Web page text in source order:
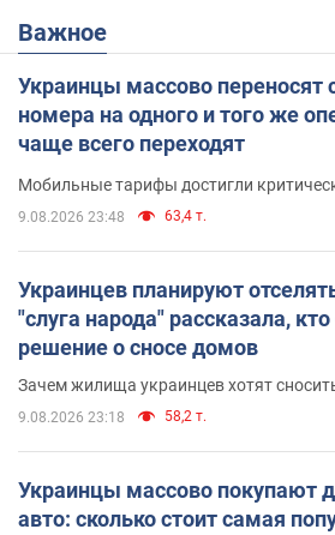
Важное
Украинцы массово переносят
номера на одного и того же
чаще всего переходят
Мобильные тарифы достигли
9.08.2026 23:48 63,4 т.
Украинцев планируют
"слуга народа" рассказала,
решение о сносе домов
Зачем жилища украинцев хотят
9.08.2026 23:18 58,2 т.
Украинцы массово покупают
авто: сколько стоит самая